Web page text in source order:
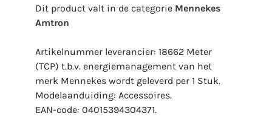
Dit product valt in de categorie Mennekes
Amtron
Artikelnummer leverancier: 18662 Meter
(TCP) t.b.v. energiemanagement van het
merk Mennekes wordt geleverd per 1 Stuk.
Modelaanduiding: Accessoires.
EAN-code: 04015394304371.